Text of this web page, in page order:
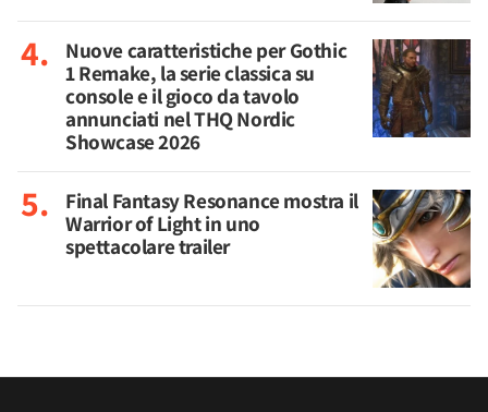
Nuove caratteristiche per Gothic
1 Remake, la serie classica su
console e il gioco da tavolo
annunciati nel THQ Nordic
Showcase 2026
Final Fantasy Resonance mostra il
Warrior of Light in uno
spettacolare trailer